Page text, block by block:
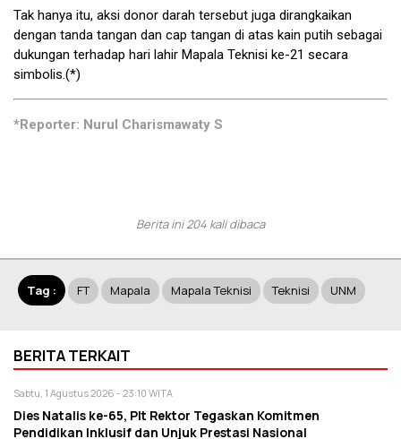
Tak hanya itu, aksi donor darah tersebut juga dirangkaikan
dengan tanda tangan dan cap tangan di atas kain putih sebagai
dukungan terhadap hari lahir Mapala Teknisi ke-21 secara
simbolis.(*)
*Reporter: Nurul Charismawaty S
Berita ini 204 kali dibaca
Tag : FT Mapala Mapala Teknisi Teknisi UNM
BERITA TERKAIT
Sabtu, 1 Agustus 2026 - 23:10 WITA
Dies Natalis ke-65, Plt Rektor Tegaskan Komitmen
Pendidikan Inklusif dan Unjuk Prestasi Nasional